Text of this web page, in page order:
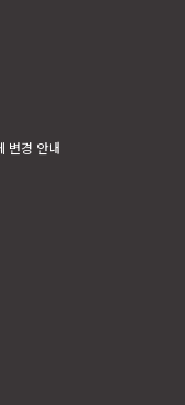
변경 안내